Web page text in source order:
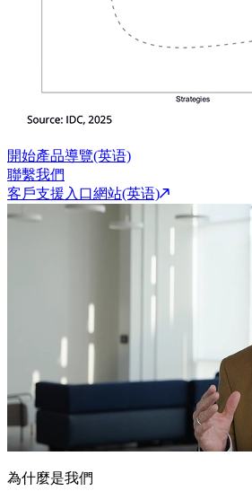
開始產品導覽(英语)
聯繫我們
客戶支援入口網站(英语)
為什麼是我們